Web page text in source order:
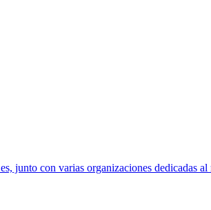
con varias organizaciones dedicadas al